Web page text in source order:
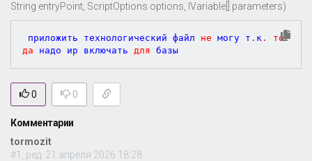
String entryPoint, ScriptOptions options, IVariable[] parameters)
приложить технологический файл не могу т . к .
тог
да надо ир включать для
0 0
Комментарии
tormozit
#1, ред. 21 апреля 2026 18:28